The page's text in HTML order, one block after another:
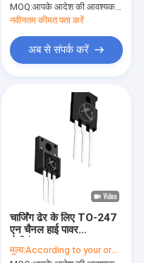
MOQ:आपके आदेश की आवश्यकता के अनुसार
नवीनतम कीमत पता करें
अब से संपर्क करें
चार्जिंग ढेर के लिए TO-247
एन चैनल हाई पावर
मूल्य:According to your order requirement